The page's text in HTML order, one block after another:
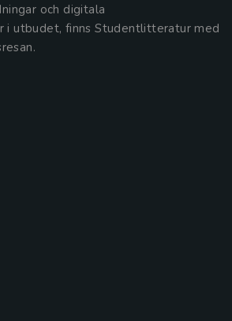
och digitala
i utbudet, finns Studentlitteratur med